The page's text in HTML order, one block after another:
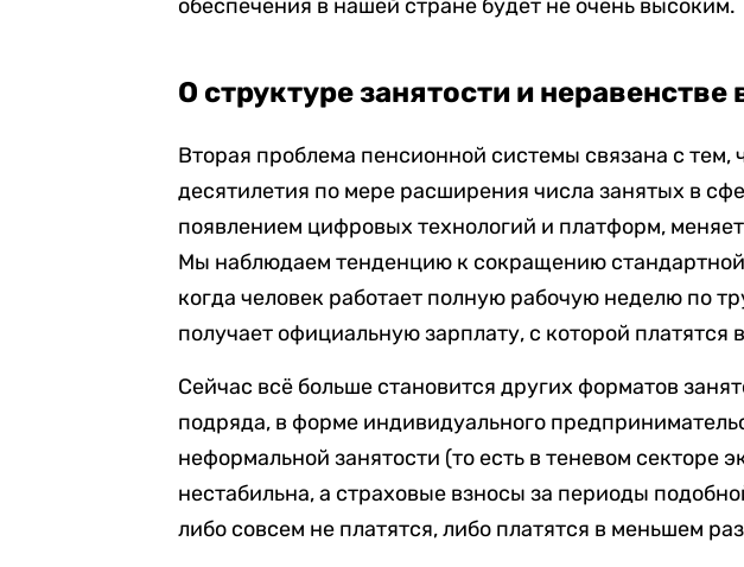
обеспечения в нашей стране будет не очень высоким.
О структуре занятости и неравенстве
Вторая проблема пенсионной системы связана с тем,
десятилетия по мере расширения числа занятых в
появлением цифровых технологий и платформ,
Мы наблюдаем тенденцию к сокращению стандартной
когда человек работает полную рабочую неделю по
получает официальную зарплату, с которой платятся
Сейчас всё больше становится других форматов
подряда, в форме индивидуального
неформальной занятости (то есть в теневом секторе
нестабильна, а страховые взносы за периоды
либо совсем не платятся, либо платятся в меньшем